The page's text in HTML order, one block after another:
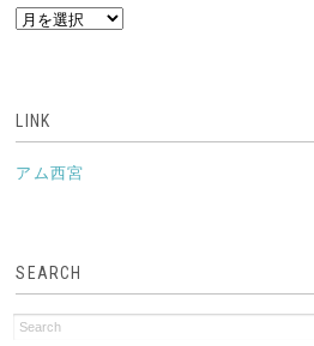
ARCHIVES
LINK
アム西宮
SEARCH